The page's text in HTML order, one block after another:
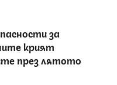
за
крият
през лятото